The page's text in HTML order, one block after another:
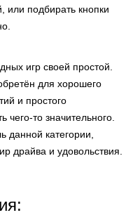
или подбирать кнопки
игр своей простой.
для хорошего
и простого
чего-то значительного.
данной категории,
драйва и удовольствия.